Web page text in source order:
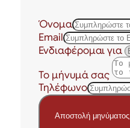
Όνομα
Email
Ενδιαφέρομαι για
Το μήνυμά σας
Τηλέφωνο
Αποστολή μηνύματος